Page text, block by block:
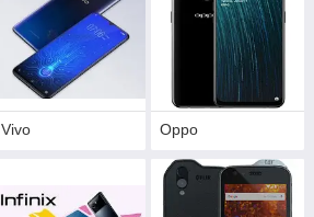
Vivo Орро